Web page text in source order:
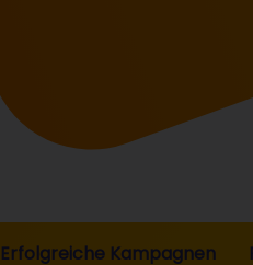
Erfolgreiche Kampagnen